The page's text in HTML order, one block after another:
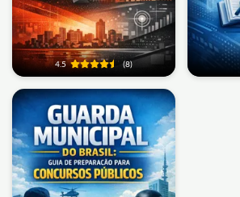
4.5 (8)